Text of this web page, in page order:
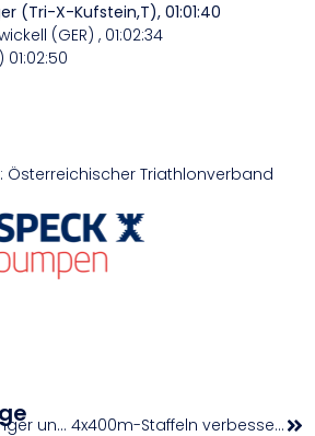
(Tri-X-Kufstein,T), 01:01:40
(GER) , 01:02:34
01:02:50
Österreichischer Triathlonverband
Dramatik pur: Kickinger und Vetter glänzen bei den Gerätefinali 4x400m-Staffeln verbessern EM-Chancen enorm